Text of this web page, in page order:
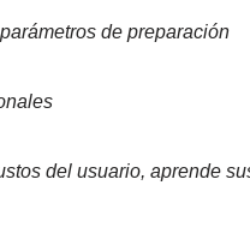
de preparación
del usuario, aprende